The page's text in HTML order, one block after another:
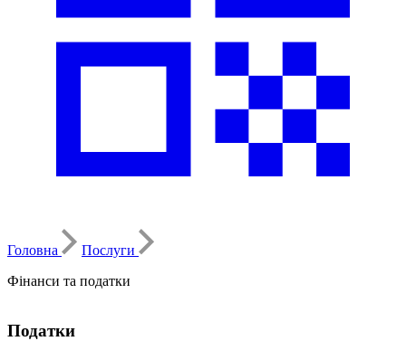
Головна
Послуги
Фінанси та податки
Податки